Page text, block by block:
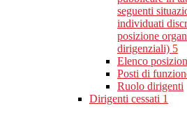
seguenti
individuati
posizione
dirigenziali) 5
Elenco
Posti di
Ruolo dirigenti
Dirigenti cessati 1